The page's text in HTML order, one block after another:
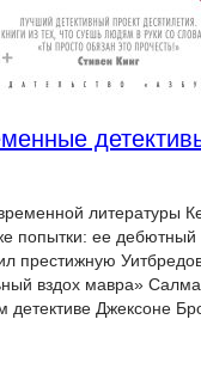
литературы
попытки: ее
престижную
вздох мавра»
детективе Джексоне